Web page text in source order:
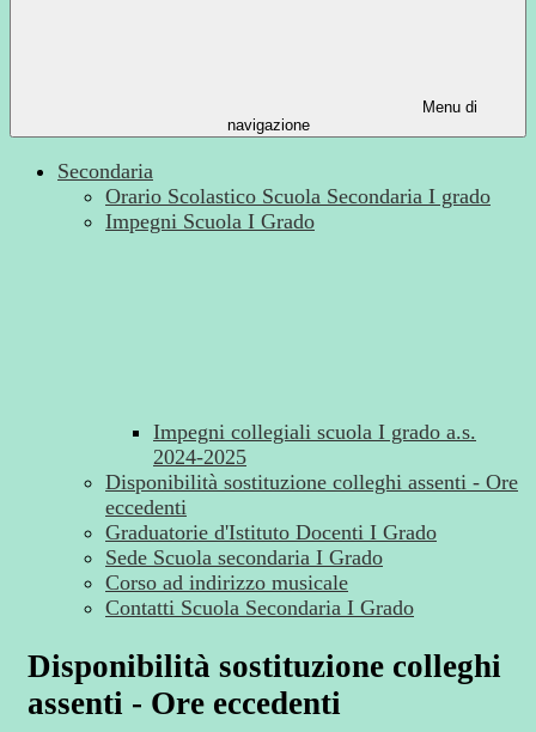
Menu di
navigazione
Secondaria
Orario Scolastico Scuola Secondaria I grado
Impegni Scuola I Grado
Impegni collegiali scuola I grado a.s.
2024-2025
Disponibilità sostituzione colleghi assenti - Ore
eccedenti
Graduatorie d'Istituto Docenti I Grado
Sede Scuola secondaria I Grado
Corso ad indirizzo musicale
Contatti Scuola Secondaria I Grado
Disponibilità sostituzione colleghi
assenti - Ore eccedenti